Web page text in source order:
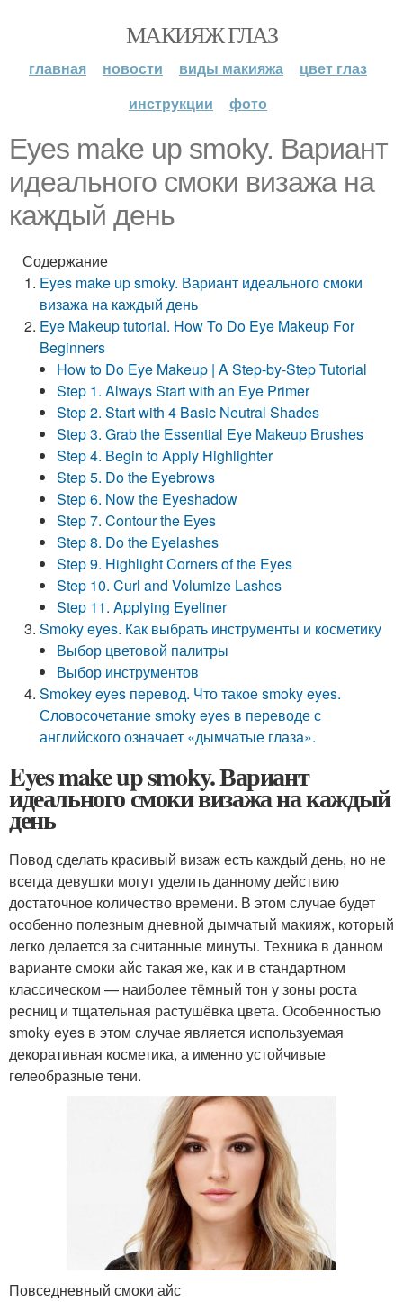
МАКИЯЖ ГЛАЗ
главная новости виды макияжа
цвет глаз
инструкции
фото
Eyes make up smoky. Вариант
идеального смоки визажа на
каждый день
Содержание
Eyes make up smoky. Вариант идеального смоки
визажа на каждый день
Eye Makeup tutorial. How To Do Eye Makeup For
Beginners
How to Do Eye Makeup | A Step-by-Step Tutorial
Step 1. Always Start with an Eye Primer
Step 2. Start with 4 Basic Neutral Shades
Step 3. Grab the Essential Eye Makeup Brushes
Step 4. Begin to Apply Highlighter
Step 5. Do the Eyebrows
Step 6. Now the Eyeshadow
Step 7. Contour the Eyes
Step 8. Do the Eyelashes
Step 9. Highlight Corners of the Eyes
Step 10. Curl and Volumize Lashes
Step 11. Applying Eyeliner
Smoky eyes. Как выбрать инструменты и косметику
Выбор цветовой палитры
Выбор инструментов
Smokey eyes перевод. Что такое smoky eyes.
Словосочетание smoky eyes в переводе с
английского означает «дымчатые глаза».
Eyes make up smoky. Вариант
идеального смоки визажа на каждый
день
Повод сделать красивый визаж есть каждый день, но не
всегда девушки могут уделить данному действию
достаточное количество времени. В этом случае будет
особенно полезным дневной дымчатый макияж, который
легко делается за считанные минуты. Техника в данном
варианте смоки айс такая же, как и в стандартном
классическом — наиболее тёмный тон у зоны роста
ресниц и тщательная растушёвка цвета. Особенностью
smoky eyes в этом случае является используемая
декоративная косметика, а именно устойчивые
гелеобразные тени.
Повседневный смоки айс